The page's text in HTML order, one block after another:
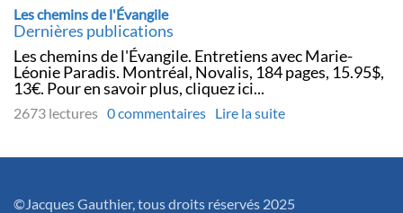
Les chemins de l'Évangile
Dernières publications
Les chemins de l'Évangile. Entretiens avec Marie-
Léonie Paradis. Montréal, Novalis, 184 pages, 15.95$,
13€. Pour en savoir plus, cliquez ici...
2673 lectures 0 commentaires Lire la suite
©Jacques Gauthier, tous droits réservés 2025